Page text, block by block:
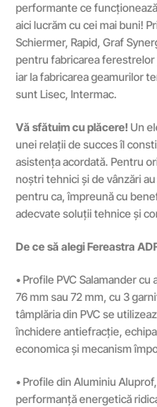
performante ce
aici lucrăm cu cei mai buni!
Schiermer, Rapid, Graf
pentru fabricarea ferestrelor
iar la fabricarea geamurilor
sunt Lisec, Intermac.
Vă sfătuim cu plăcere! Un
unei relații de succes îl
asistența acordată. Pentru
noștri tehnici și de vânzări
pentru ca, împreună cu
adecvate soluții tehnice și
De ce să alegi Fereastra
• Profile PVC Salamander
76 mm sau 72 mm, cu 3
tâmplăria din PVC se
închidere antiefracție,
economica și mecanism
• Profile din Aluminiu
performanță energetică